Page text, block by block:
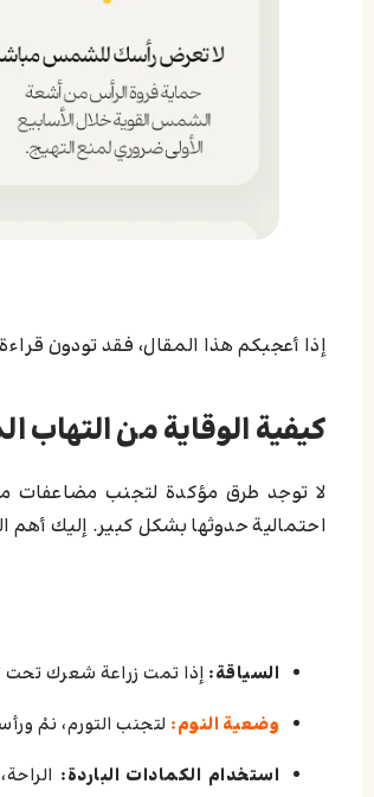
إذا أعجبكم هذا المقال، فقد تودون
كيفية الوقاية من التهاب
لا توجد طرق مؤكدة لتجنب مضاعفات
احتمالية حدوثها بشكل كبير. إليك أهم
السیاقة: إذا تمت زراعة شعرك تحت تأثير
وضعية النوم: لتجنب التورم، نمْ
استخدام الكمادات الباردة: